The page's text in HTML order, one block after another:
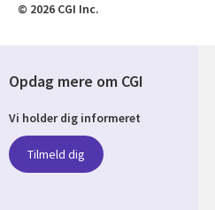
© 2026 CGI Inc.
Opdag mere om CGI
Vi holder dig informeret
Tilmeld dig